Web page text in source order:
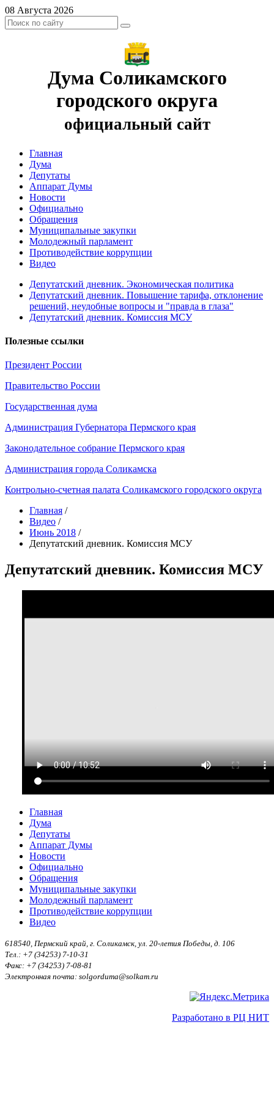
08 Августа 2026
Дума Соликамского
городского округа
официальный сайт
Главная
Дума
Депутаты
Аппарат Думы
Новости
Официально
Обращения
Муниципальные закупки
Молодежный парламент
Противодействие коррупции
Видео
Депутатский дневник. Экономическая политика
Депутатский дневник. Повышение тарифа, отклонение
решений, неудобные вопросы и "правда в глаза"
Депутатский дневник. Комиссия МСУ
Полезные ссылки
Президент России
Правительство России
Государственная дума
Администрация Губернатора Пермского края
Законодательное собрание Пермского края
Администрация города Соликамска
Контрольно-счетная палата Соликамского городского округа
Главная /
Видео /
Июнь 2018 /
Депутатский дневник. Комиссия МСУ
Депутатский дневник. Комиссия МСУ
Главная
Дума
Депутаты
Аппарат Думы
Новости
Официально
Обращения
Муниципальные закупки
Молодежный парламент
Противодействие коррупции
Видео
618540, Пермский край, г. Соликамск, ул. 20-летия Победы, д. 106
Тел.: +7 (34253) 7-10-31
Факс: +7 (34253) 7-08-81
Электронная почта: solgorduma@solkam.ru
Разработано в РЦ НИТ